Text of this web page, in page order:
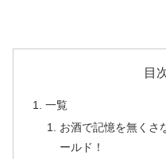
目
一覧
お酒で記憶を無くさ
ールド！